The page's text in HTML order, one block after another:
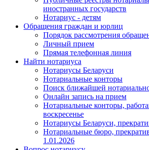
иностранных государств
Нотариус - детям
Обращения граждан и юрлиц
Порядок рассмотрения
Личный прием
Прямая телефонная линия
Найти нотариуса
Нотариусы Беларуси
Нотариальные конторы
Поиск ближайшей
Онлайн запись на прием
Нотариальные конторы,
воскресенье
Нотариусы Беларуси,
Нотариальные бюро,
1.01.2026